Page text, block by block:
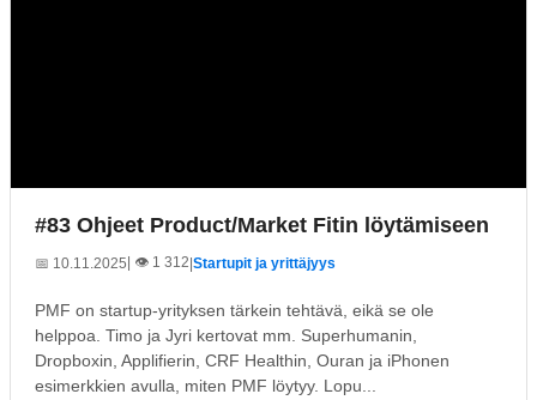
#83 Ohjeet Product/Market Fitin löytämiseen
📅 10.11.2025| 👁️ 1 312 Startupit ja yrittäjyys
PMF on startup-yrityksen tärkein tehtävä, eikä se ole
helppoa. Timo ja Jyri kertovat mm. Superhumanin,
Dropboxin, Applifierin, CRF Healthin, Ouran ja iPhonen
esimerkkien avulla, miten PMF löytyy. Lopu...